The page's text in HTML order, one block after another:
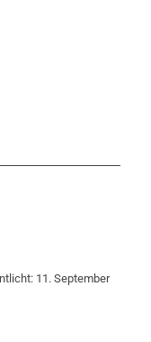
11. September